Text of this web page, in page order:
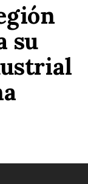
su